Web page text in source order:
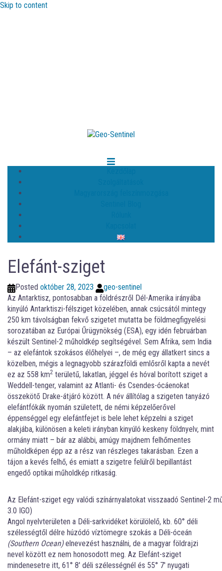
Skip to content
Elefánt-sziget
Posted október 28, 2023
geo-sentinel
Az Antarktisz, pontosabban a földrészről Dél-Amerika irányába
kinyúló Antarktiszi-félsziget közelében, annak csúcsától mintegy
250 km távolságban fekvő szigetet mutatta be földmegfigyelési
sorozatában az Európai Űrügynökség (ESA), egy idén februárban
készült Sentinel-2 műholdkép segítségével. Sem Afrika, sem India
– az elefántok szokásos élőhelyei –, de még egy állatkert sincs a
közelben, mégis a legnagyobb szárazföldi emlősről kapta a nevét
ez az 558 km2 területű, lakatlan, jéggel és hóval borított sziget a
Weddell-tenger, valamint az Atlanti- és Csendes-ócáenokat
összekötő Drake-átjáró között. A név állítólag a szigeten tanyázó
elefántfókák nyomán született, de némi képzelőerővel
éppenséggel egy elefántfejet is bele lehet képzelni a sziget
alakjába, különösen a keleti irányban kinyúló keskeny földnyelv, mint
ormány miatt – bár az alábbi, amúgy majdnem felhőmentes
műholdképen épp az a rész van részleges takarásban. Ezen a
tájon a kevés felhő, és emiatt a szigetre felülről bepillantást
engedő optikai műholdkép ritkaság.
Az Elefánt-sziget egy valódi színárnyalatokat visszaadó Sentinel-2
3.0 IGO)
Angol nyelvterületen a Déli-sarkvidéket körülölelő, kb. 60° déli
szélességtől délre húzódó víztömegre szokás a Déli-óceán
(Southern Ocean)elnevezést használni, de a magyar földrajzi
nevel között ez nem honosodott meg. Az Elefánt-sziget
mindenesetre itt, 61° 8′ déli szélességnél és 55° 7′ nyugati